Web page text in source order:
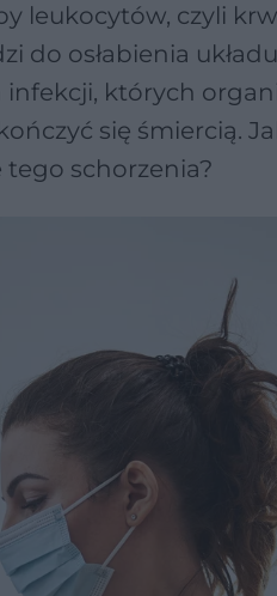
leukocytów, czyli
do osłabienia układu
których
się śmiercią.
schorzenia?